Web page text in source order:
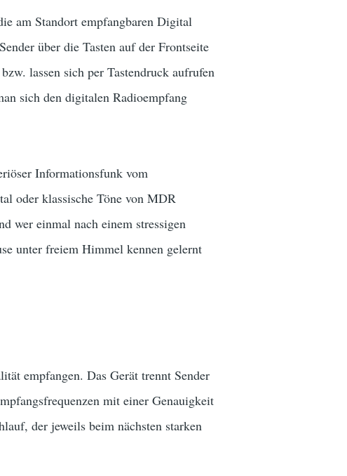
am Standort empfangbaren Digital
über die Tasten auf der Frontseite
lassen sich per Tastendruck aufrufen
sich den digitalen Radioempfang
Informationsfunk vom
oder klassische Töne von MDR
wer einmal nach einem stressigen
unter freiem Himmel kennen gelernt
empfangen. Das Gerät trennt Sender
mit einer Genauigkeit
der jeweils beim nächsten starken